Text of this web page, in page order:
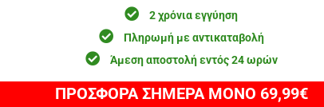
2 χρόνια εγγύηση
Πληρωμή με αντικαταβολή
Άμεση αποστολή εντός 24 ωρών
ΠΡΟΣΦΟΡΑ ΣΗΜΕΡΑ ΜΟΝΟ 69,99€